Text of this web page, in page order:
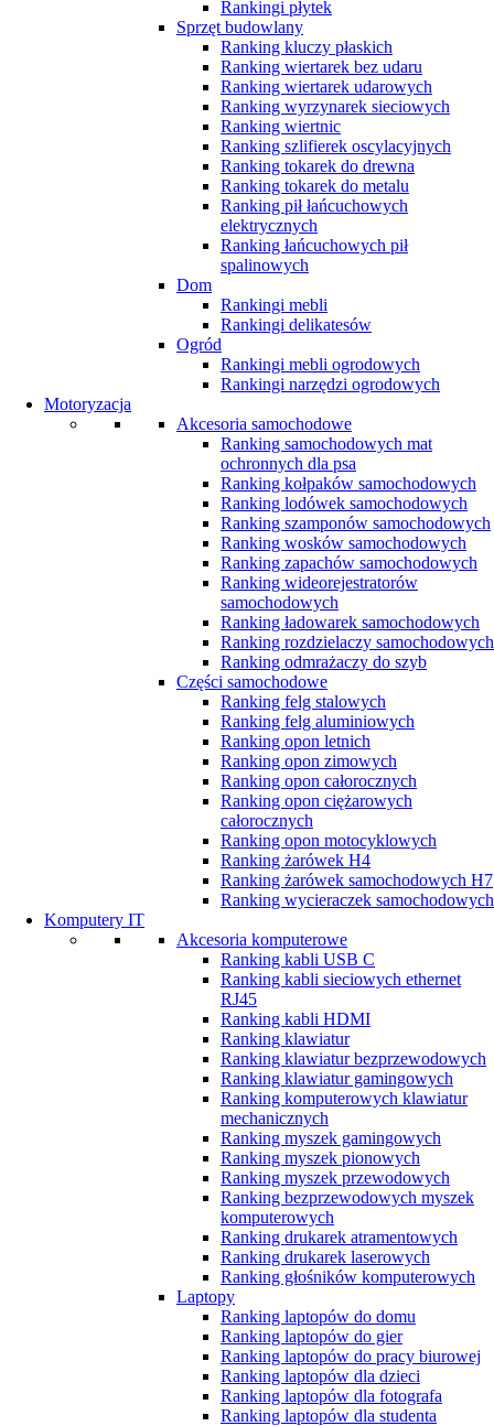
Rankingi płytek
Sprzęt budowlany
Ranking kluczy płaskich
Ranking wiertarek bez udaru
Ranking wiertarek udarowych
Ranking wyrzynarek sieciowych
Ranking wiertnic
Ranking szlifierek oscylacyjnych
Ranking tokarek do drewna
Ranking tokarek do metalu
Ranking pił łańcuchowych
elektrycznych
Ranking łańcuchowych pił
spalinowych
Dom
Rankingi mebli
Rankingi delikatesów
Ogród
Rankingi mebli ogrodowych
Rankingi narzędzi ogrodowych
Motoryzacja
Akcesoria samochodowe
Ranking samochodowych mat
ochronnych dla psa
Ranking kołpaków samochodowych
Ranking lodówek samochodowych
Ranking szamponów samochodowych
Ranking wosków samochodowych
Ranking zapachów samochodowych
Ranking wideorejestratorów
samochodowych
Ranking ładowarek samochodowych
Ranking rozdzielaczy samochodowych
Ranking odmrażaczy do szyb
Części samochodowe
Ranking felg stalowych
Ranking felg aluminiowych
Ranking opon letnich
Ranking opon zimowych
Ranking opon całorocznych
Ranking opon ciężarowych
całorocznych
Ranking opon motocyklowych
Ranking żarówek H4
Ranking żarówek samochodowych H7
Ranking wycieraczek samochodowych
Komputery IT
Akcesoria komputerowe
Ranking kabli USB C
Ranking kabli sieciowych ethernet
RJ45
Ranking kabli HDMI
Ranking klawiatur
Ranking klawiatur bezprzewodowych
Ranking klawiatur gamingowych
Ranking komputerowych klawiatur
mechanicznych
Ranking myszek gamingowych
Ranking myszek pionowych
Ranking myszek przewodowych
Ranking bezprzewodowych myszek
komputerowych
Ranking drukarek atramentowych
Ranking drukarek laserowych
Ranking głośników komputerowych
Laptopy
Ranking laptopów do domu
Ranking laptopów do gier
Ranking laptopów do pracy biurowej
Ranking laptopów dla dzieci
Ranking laptopów dla fotografa
Ranking laptopów dla studenta